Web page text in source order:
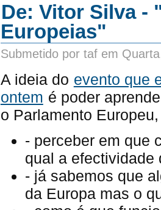
De: Vitor Silva -
Europeias"
Submetido por taf em
A ideia do evento que
ontem é poder
o Parlamento
- perceber em que
qual a efectividade
- já sabemos que
da Europa mas o